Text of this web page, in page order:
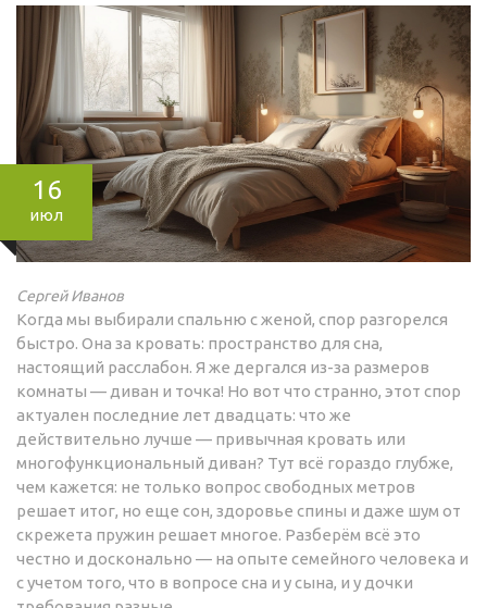
16
июл
Сергей Иванов
Когда мы выбирали спальню с женой, спор разгорелся
быстро. Она за кровать: пространство для сна,
настоящий расслабон. Я же дергался из-за размеров
комнаты — диван и точка! Но вот что странно, этот спор
актуален последние лет двадцать: что же
действительно лучше — привычная кровать или
многофункциональный диван? Тут всё гораздо глубже,
чем кажется: не только вопрос свободных метров
решает итог, но еще сон, здоровье спины и даже шум от
скрежета пружин решает многое. Разберём всё это
честно и досконально — на опыте семейного человека и
с учетом того, что в вопросе сна и у сына, и у дочки